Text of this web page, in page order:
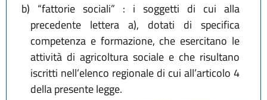
b) “fattorie sociali” : i soggetti di cui alla
precedente lettera a), dotati di specifica
competenza e formazione, che esercitano le
attività di agricoltura sociale e che risultano
iscritti nell’elenco regionale di cui all’articolo 4
della presente legge.